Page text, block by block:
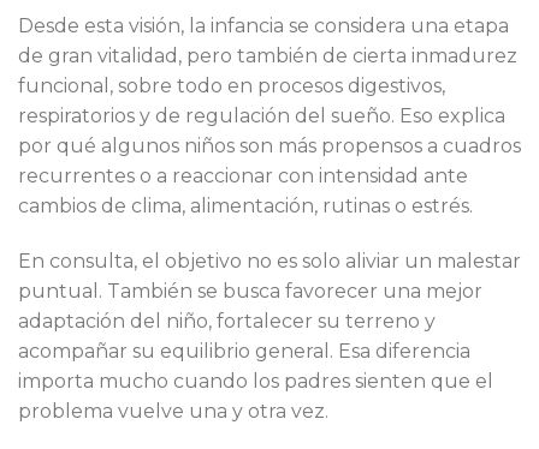
Desde esta visión, la infancia se considera una etapa
de gran vitalidad, pero también de cierta inmadurez
funcional, sobre todo en procesos digestivos,
respiratorios y de regulación del sueño. Eso explica
por qué algunos niños son más propensos a cuadros
recurrentes o a reaccionar con intensidad ante
cambios de clima, alimentación, rutinas o estrés.
En consulta, el objetivo no es solo aliviar un malestar
puntual. También se busca favorecer una mejor
adaptación del niño, fortalecer su terreno y
acompañar su equilibrio general. Esa diferencia
importa mucho cuando los padres sienten que el
problema vuelve una y otra vez.